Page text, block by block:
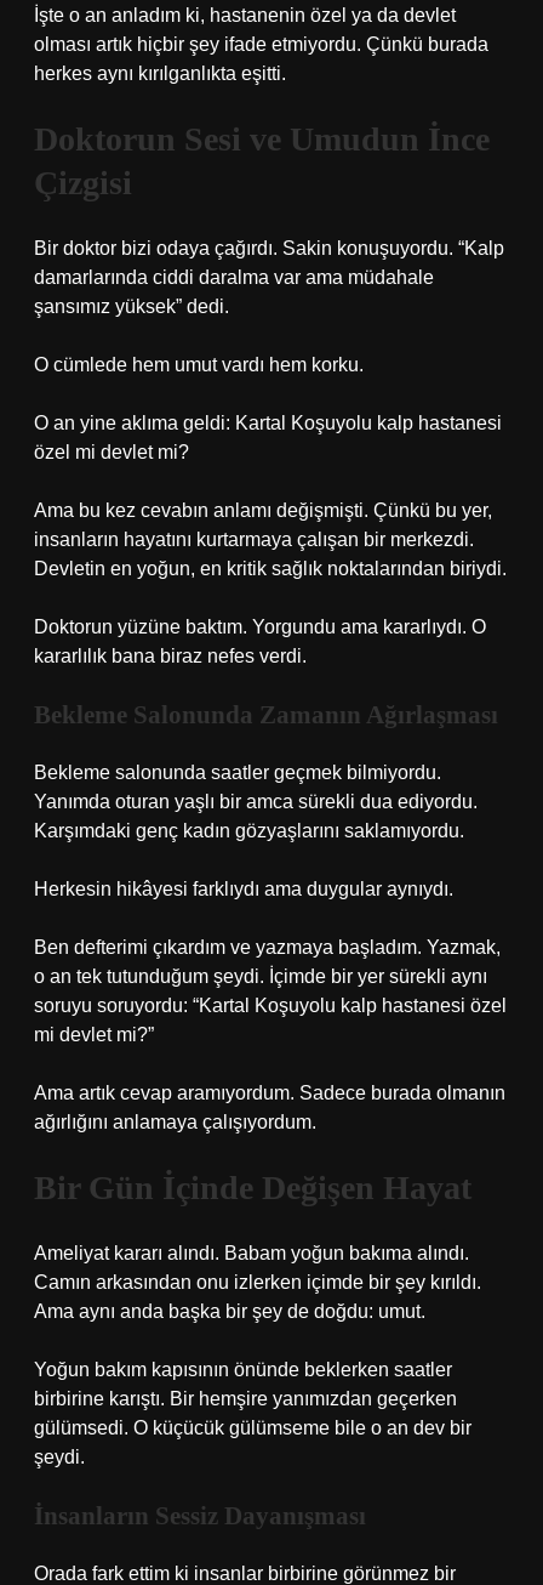
İşte o an anladım ki, hastanenin özel ya da devlet
olması artık hiçbir şey ifade etmiyordu. Çünkü burada
herkes aynı kırılganlıkta eşitti.
Doktorun Sesi ve Umudun İnce
Çizgisi
Bir doktor bizi odaya çağırdı. Sakin konuşuyordu. “Kalp
damarlarında ciddi daralma var ama müdahale
şansımız yüksek” dedi.
O cümlede hem umut vardı hem korku.
O an yine aklıma geldi: Kartal Koşuyolu kalp hastanesi
özel mi devlet mi?
Ama bu kez cevabın anlamı değişmişti. Çünkü bu yer,
insanların hayatını kurtarmaya çalışan bir merkezdi.
Devletin en yoğun, en kritik sağlık noktalarından biriydi.
Doktorun yüzüne baktım. Yorgundu ama kararlıydı. O
kararlılık bana biraz nefes verdi.
Bekleme Salonunda Zamanın Ağırlaşması
Bekleme salonunda saatler geçmek bilmiyordu.
Yanımda oturan yaşlı bir amca sürekli dua ediyordu.
Karşımdaki genç kadın gözyaşlarını saklamıyordu.
Herkesin hikâyesi farklıydı ama duygular aynıydı.
Ben defterimi çıkardım ve yazmaya başladım. Yazmak,
o an tek tutunduğum şeydi. İçimde bir yer sürekli aynı
soruyu soruyordu: “Kartal Koşuyolu kalp hastanesi özel
mi devlet mi?”
Ama artık cevap aramıyordum. Sadece burada olmanın
ağırlığını anlamaya çalışıyordum.
Bir Gün İçinde Değişen Hayat
Ameliyat kararı alındı. Babam yoğun bakıma alındı.
Camın arkasından onu izlerken içimde bir şey kırıldı.
Ama aynı anda başka bir şey de doğdu: umut.
Yoğun bakım kapısının önünde beklerken saatler
birbirine karıştı. Bir hemşire yanımızdan geçerken
gülümsedi. O küçücük gülümseme bile o an dev bir
şeydi.
İnsanların Sessiz Dayanışması
Orada fark ettim ki insanlar birbirine görünmez bir